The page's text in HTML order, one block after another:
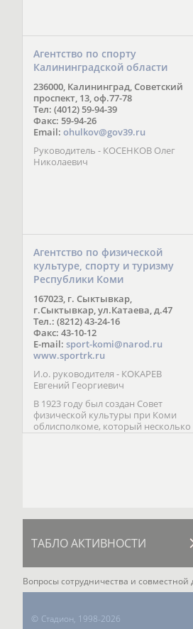
Агентство по спорту
Калининградской области
236000, Калининград, Советский
проспект, 13, оф.77-78
Тел: (4012) 59-94-39
Факс: 59-94-26
Email: ohulkov@gov39.ru
Руководитель - КОСЕНКОВ Олег
Николаевич
Агентство по физической
культуре, спорту и туризму
Республики Коми
167023, г. Сыктывкар,
г.Сыктывкар, ул.Катаева, д.47
Тел.: (8212) 43-24-16
Факс: 43-10-12
E-mail: sport-komi@narod.ru
www.sportrk.ru
И.о. руководителя - КОКАРЕВ
Евгений Георгиевич
В 1923 году был создан Совет
физической культуры при Коми
облисполкоме, который несколько
раз реорганизовывался; с 1994 года
ТАБЛО АКТИВНОСТИ
Вопросы сотрудничества и совместной
© Стадион, 1998-2026